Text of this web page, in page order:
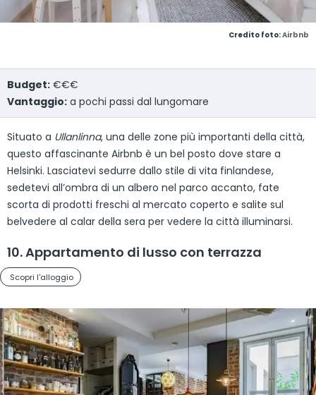
Credito foto:Airbnb
Budget: €€€
Vantaggio: a pochi passi dal lungomare
Situato a Ullanlinna, una delle zone più importanti della città,
questo affascinante Airbnb è un bel posto dove stare a
Helsinki. Lasciatevi sedurre dallo stile di vita finlandese,
sedetevi all’ombra di un albero nel parco accanto, fate
scorta di prodotti freschi al mercato coperto e salite sul
belvedere al calar della sera per vedere la città illuminarsi.
10. Appartamento di lusso con terrazza
Scopri l'alloggio